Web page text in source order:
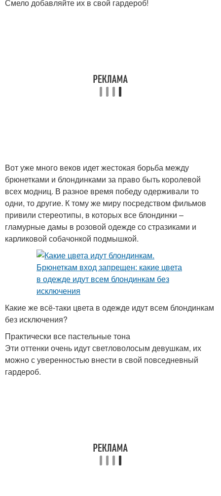
Смело добавляйте их в свой гардероб!
Вот уже много веков идет жестокая борьба между
брюнетками и блондинками за право быть королевой
всех модниц. В разное время победу одерживали то
одни, то другие. К тому же миру посредством фильмов
привили стереотипы, в которых все блондинки –
гламурные дамы в розовой одежде со стразиками и
карликовой собачонкой подмышкой.
Какие же всё-таки цвета в одежде идут всем блондинкам
без исключения?
Практически все пастельные тона
Эти оттенки очень идут светловолосым девушкам, их
можно с уверенностью внести в свой повседневный
гардероб.